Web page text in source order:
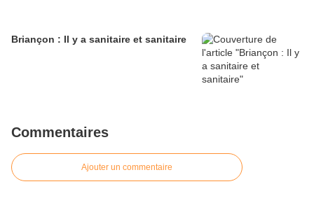
Briançon : Il y a sanitaire et sanitaire
Commentaires
Ajouter un commentaire